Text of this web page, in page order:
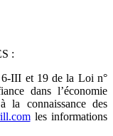
:
6-III et 19 de la Loi n°
dans l’économie
la connaissance des
les informations